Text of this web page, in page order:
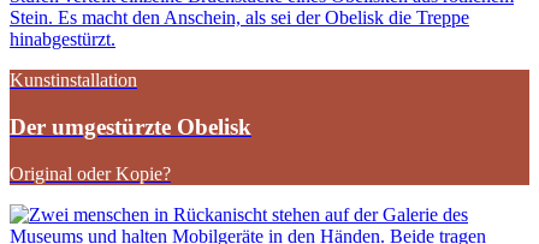
Kunstinstallation
Der umgestürzte Obelisk
Original oder Kopie?